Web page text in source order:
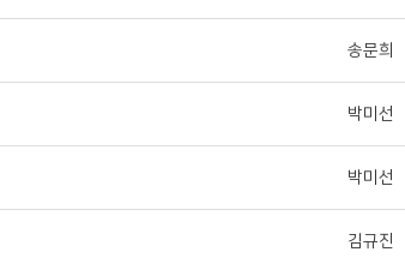
송문희
박미선
박미선
김규진